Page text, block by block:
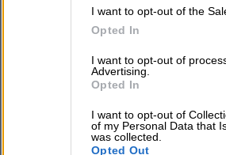
I want to opt-out of the
Opted In
I want to opt-out of
Advertising.
Opted In
I want to opt-out of
of my Personal Data that
was collected.
Opted Out
Oggi
tre
note